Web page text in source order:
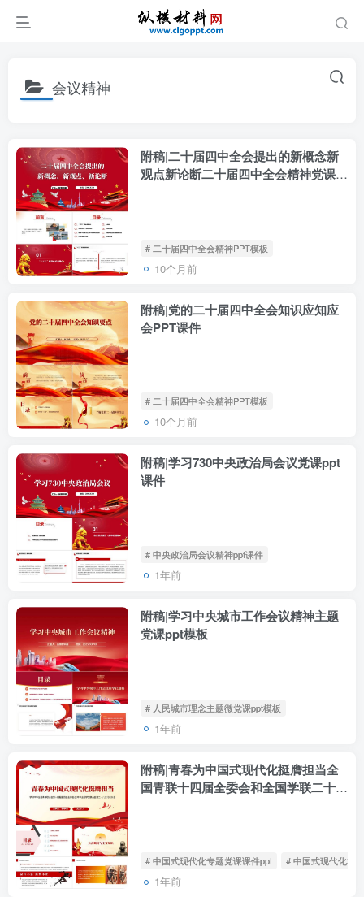
会议精神
附稿|二十届四中全会提出的新概念新
观点新论断二十届四中全会精神党课
# 二十届四中全会精神PPT模板
10个月前
附稿|党的二十届四中全会知识应知应
会PPT课件
# 二十届四中全会精神PPT模板
10个月前
附稿|学习730中央政治局会议党课ppt
课件
# 中央政治局会议精神ppt课件
1年前
附稿|学习中央城市工作会议精神主题
党课ppt模板
# 人民城市理念主题微党课ppt模板
1年前
附稿|青春为中国式现代化挺膺担当全
国青联十四届全委会和全国学联二十八
# 中国式现代化专题党课课件ppt # 中国式现代化
1年前